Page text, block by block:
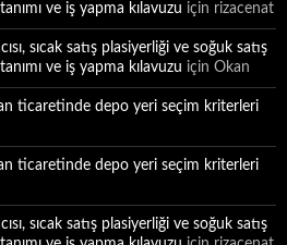
ve iş yapma kılavuzu için rizacenat
sıcak satış plasiyerliği ve soğuk satış
ve iş yapma kılavuzu için Okan
ticaretinde depo yeri seçim kriterleri
ticaretinde depo yeri seçim kriterleri
sıcak satış plasiyerliği ve soğuk satış